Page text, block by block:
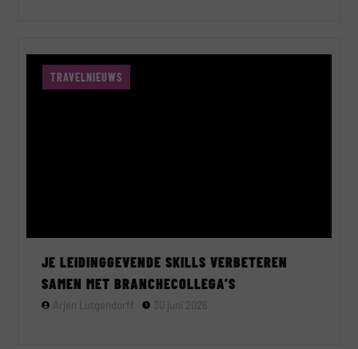
TRAVELNIEUWS
JE LEIDINGGEVENDE SKILLS VERBETEREN
SAMEN MET BRANCHECOLLEGA’S
Arjen Lutgendorff 30 juni 2026